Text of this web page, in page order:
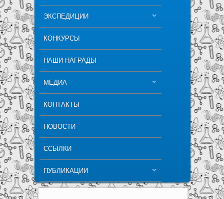
ЭКСПЕДИЦИИ
КОНКУРСЫ
НАШИ НАГРАДЫ
МЕДИА
КОНТАКТЫ
НОВОСТИ
ССЫЛКИ
ПУБЛИКАЦИИ